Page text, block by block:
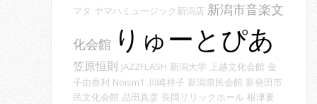
マタ ヤマハミュージック新潟店 新潟市音楽文
化会館 りゅーとぴあ
笠原恒則 JAZZFLASH 新潟大学 上越文化会館 金
子由香利 Noism1 川崎祥子 新潟県民会館 新発田市
民文化会館 品田真彦 長岡リリックホール 根津要